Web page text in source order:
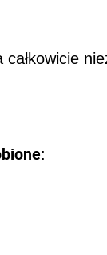
całkowicie
: